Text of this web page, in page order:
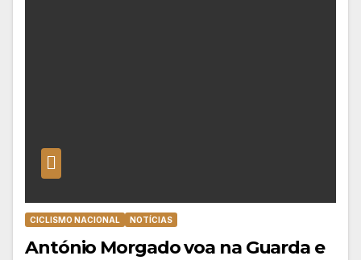
CICLISMO NACIONAL NOTÍCIAS
António Morgado voa na Guarda e